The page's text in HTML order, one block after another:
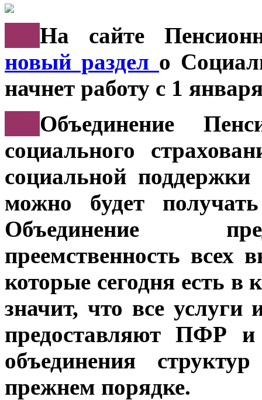
На сайте
новый раздел о
начнет работу с 1
Объединение
социального
социальной
можно будет
Объединение
преемственность всех
которые сегодня есть в
значит, что все услуги
предоставляют ПФР
объединения
прежнем порядке.